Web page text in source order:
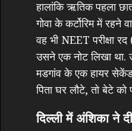
हालांकि ऋतिक पहला
गोवा के कर्टोरिम में
वह भी NEET परीक्षा
उसने एक नोट लिखा था.
मडगांव के एक हायर
पिता घर लौटे, तो बेटे
दिल्ली में अंशिका ने